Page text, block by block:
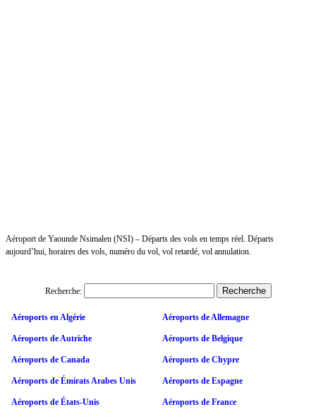
Aéroport de Yaounde Nsimalen (NSI) – Départs des vols en temps réel. Départs
aujourd’hui, horaires des vols, numéro du vol, vol retardé, vol annulation.
Recherche:
Aéroports en Algérie Aéroports de Allemagne
Aéroports de Autriche Aéroports de Belgique
Aéroports de Canada Aéroports de Chypre
Aéroports de Émirats Arabes Unis Aéroports de Espagne
Aéroports de États-Unis Aéroports de France